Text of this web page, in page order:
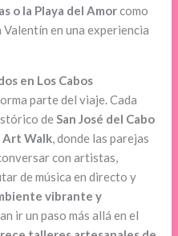
o la Playa del Amorcomo
en una experiencia
en Los Cabos
parte del viaje. Cada
deSan José del Cabo
Art Walk, donde las parejas
con artistas,
de música en directo y
vibrante y
ir un paso más allá en el